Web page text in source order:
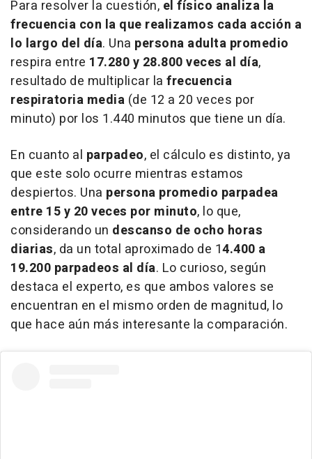
Para resolver la cuestión, el físico analiza la
frecuencia con la que realizamos cada acción a
lo largo del día. Una persona adulta promedio
respira entre 17.280 y 28.800 veces al día,
resultado de multiplicar la frecuencia
respiratoria media (de 12 a 20 veces por
minuto) por los 1.440 minutos que tiene un día.
En cuanto al parpadeo, el cálculo es distinto, ya
que este solo ocurre mientras estamos
despiertos. Una persona promedio parpadea
entre 15 y 20 veces por minuto, lo que,
considerando un descanso de ocho horas
diarias, da un total aproximado de 14.400 a
19.200 parpadeos al día. Lo curioso, según
destaca el experto, es que ambos valores se
encuentran en el mismo orden de magnitud, lo
que hace aún más interesante la comparación.